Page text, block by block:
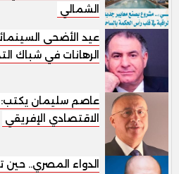
الشمالي
عيد الأضحى
الرهانات في شباك
عاصم سليمان
الاقتصادي الإفريقي
الدواء المصري..